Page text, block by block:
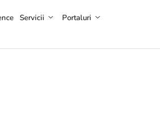
Servicii Portaluri